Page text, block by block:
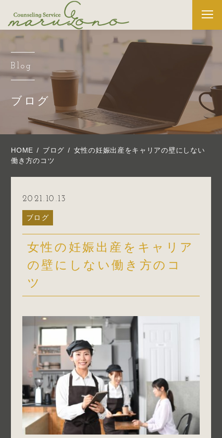
Blog
ブログ
HOME ブログ
女性の妊娠出産をキャリアの壁にしない
働き方のコツ
2021.10.13
ブログ
女性の妊娠出産をキャリア
の壁にしない働き方のコ
ツ